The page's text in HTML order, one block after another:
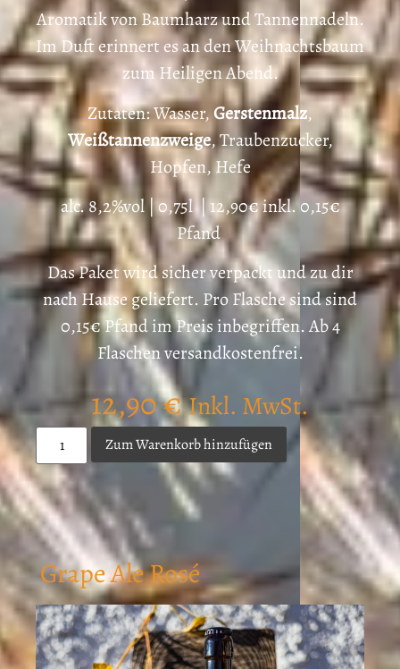
Aromatik von Baumharz und Tannennadeln.
Im Duft erinnert es an den Weihnachtsbaum
zum Heiligen Abend.
Zutaten: Wasser,Gerstenmalz,
Weißtannenzweige, Traubenzucker,
Hopfen, Hefe
alc. 8,2%vol | 0,75l | 12,90€ inkl. 0,15€
Pfand
Das Paket wird sicher verpackt und zu dir
nach Hause geliefert. Pro Flasche sind sind
0,15€ Pfand im Preis inbegriffen. Ab 4
Flaschen versandkostenfrei.
12,90€Inkl. MwSt.
Zum Warenkorb hinzufügen
Grape Ale Rosé